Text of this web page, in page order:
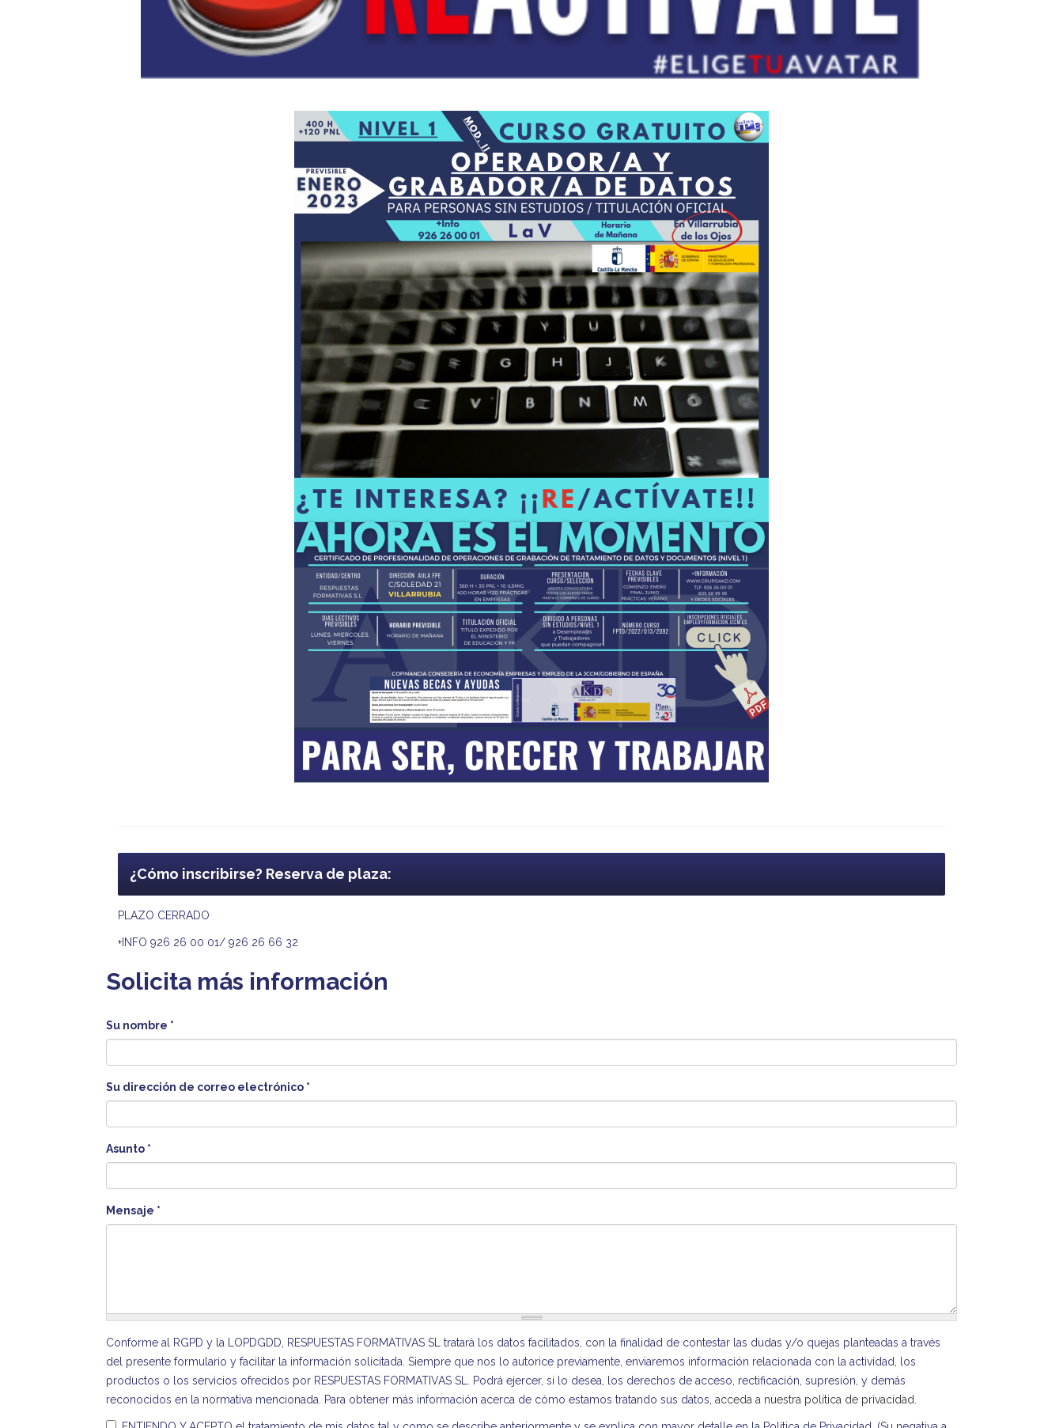
¿Cómo inscribirse? Reserva de plaza:
PLAZO CERRADO
+INFO 926 26 00 01/ 926 26 66 32
Solicita más información
Su nombre *
Su dirección de correo electrónico *
Asunto *
Mensaje *
Conforme al RGPD y la LOPDGDD, RESPUESTAS FORMATIVAS SL tratará los datos facilitados, con la finalidad de contestar las dudas y/o quejas planteadas a través
del presente formulario y facilitar la información solicitada. Siempre que nos lo autorice previamente, enviaremos información relacionada con la actividad, los
productos o los servicios ofrecidos por RESPUESTAS FORMATIVAS SL. Podrá ejercer, si lo desea, los derechos de acceso, rectificación, supresión, y demás
reconocidos en la normativa mencionada. Para obtener más información acerca de cómo estamos tratando sus datos,acceda a nuestra política de privacidad